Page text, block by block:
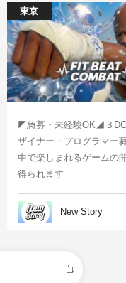
東京
◤急募・未経験OK◢３
ザイナー・プログラマー
中で楽しまれるゲームの
得られます
New Story